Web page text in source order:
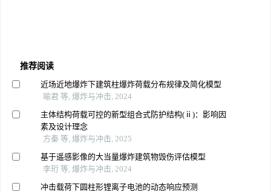
推荐阅读
近场近地爆炸下建筑柱爆炸荷载分布规律及简化模型
喻君 等, 爆炸与冲击, 2024
主体结构荷载可控的新型组合式防护结构(ⅱ)：影响因
素及设计理念
方秦 等, 爆炸与冲击, 2025
基于遥感影像的大当量爆炸建筑物毁伤评估模型
李珩 等, 爆炸与冲击, 2024
冲击载荷下圆柱形锂离子电池的动态响应预测